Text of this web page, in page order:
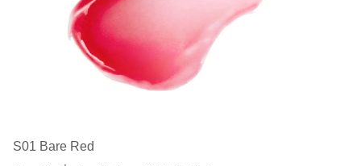
S01 Bare Red